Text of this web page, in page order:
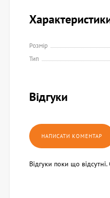
Розмір
Тип
Відгуки
Відгуки поки що